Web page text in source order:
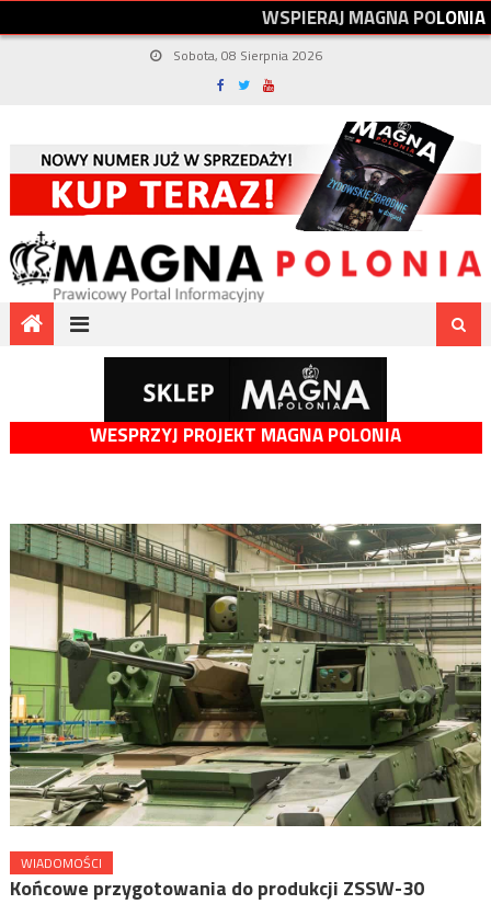
WSPIERAJMAGNAPOLONIA
Sobota, 08 Sierpnia 2026
WESPRZYJ PROJEKT MAGNA POLONIA
WIADOMOŚCI
Końcowe przygotowania do produkcji ZSSW-30